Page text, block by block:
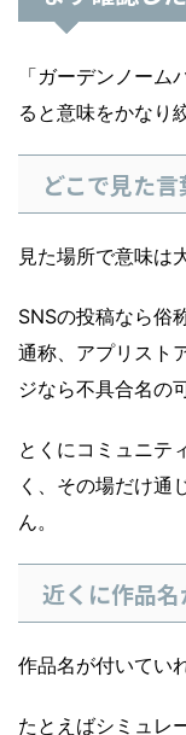
「ガーデンノー
ると意味をかなり
どこで見た
見た場所で意味は
SNSの投稿なら俗
通称、アプリスト
ジなら不具合名の
とくにコミュニテ
く、その場だけ通
ん。
近くに作品
作品名が付いてい
たとえばシミュレ